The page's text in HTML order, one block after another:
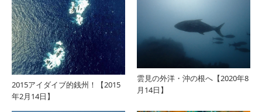
2015アイダイブ的銭州！【2015
年2月14日】
雲見の外洋・沖の根へ【2020年8
月14日】